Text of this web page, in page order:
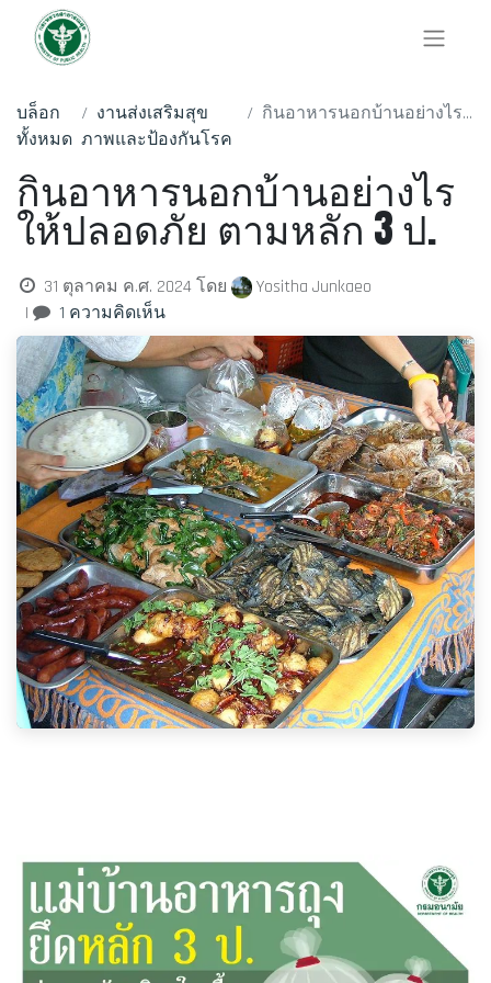
บล็อก
ทั้งหมด
งานส่งเสริมสุข
ภาพและป้องกันโรค
กินอาหารนอกบ้านอย่างไรให้ปลอดภัย ตามหลัก 3 ป.
กินอาหารนอกบ้านอย่างไร
ให้ปลอดภัย ตามหลัก 3 ป.
31 ตุลาคม ค.ศ. 2024 โดย
Yositha Junkaeo
|
1 ความคิดเห็น